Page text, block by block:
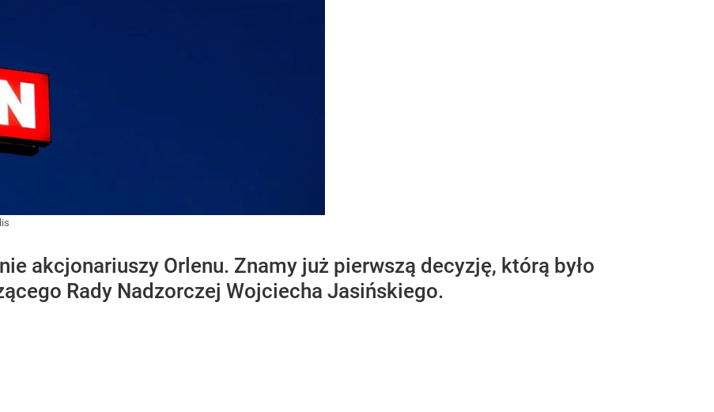
akcjonariuszy Orlenu. Znamy już pierwszą decyzję, którą było
Rady Nadzorczej Wojciecha Jasińskiego.